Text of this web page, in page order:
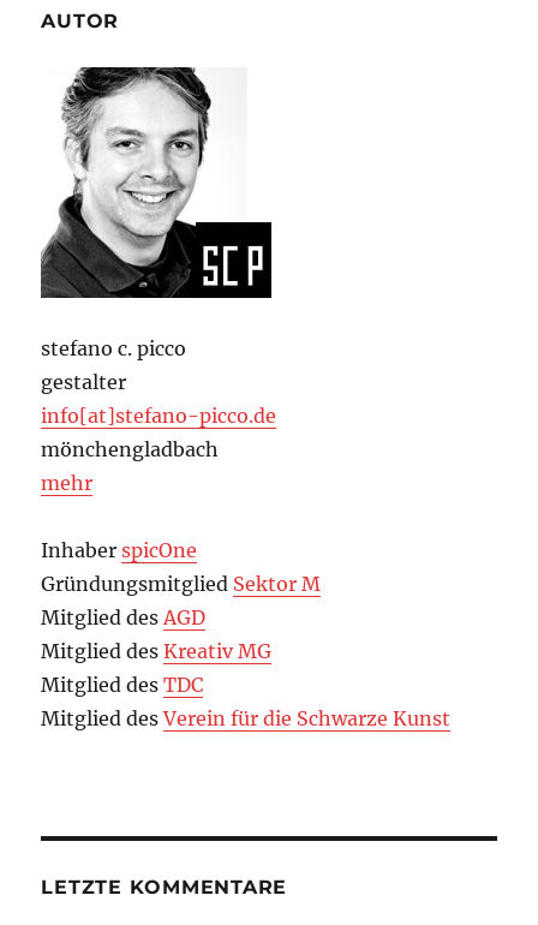
AUTOR
stefano c. picco
gestalter
info[at]stefano-picco.de
mönchengladbach
mehr
InhaberspicOne
Gründungsmitglied Sektor M
Mitglied desAGD
Mitglied desKreativ MG
Mitglied desTDC
Mitglied desVerein für die Schwarze Kunst
LETZTE KOMMENTARE